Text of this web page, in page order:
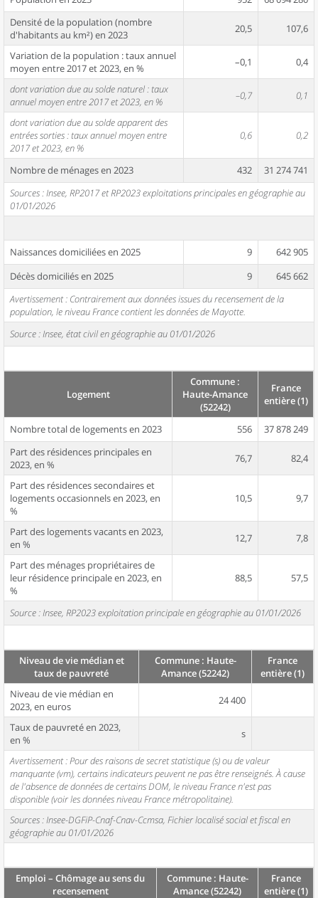
Densité de la population (nombre
d'habitants au km²) en 2023
20,5 107,6
Variation de la population : taux annuel
moyen entre 2017 et 2023, en %
–0,1 0,4
dont variation due au solde naturel : taux
annuel moyen entre 2017 et 2023, en %
–0,7 0,1
dont variation due au solde apparent des
entrées sorties : taux annuel moyen entre
2017 et 2023, en %
0,6 0,2
Nombre de ménages en 2023 432
31 274 741
Sources : Insee, RP2017 et RP2023 exploitations principales en géographie au
01/01/2026
Naissances domiciliées en 2025 9
642 905
Décès domiciliés en 2025
9
645 662
Avertissement : Contrairement aux données issues du recensement de la
population, le niveau France contient les données de Mayotte.
Source : Insee, état civil en géographie au 01/01/2026
Logement
Commune :
Haute-Amance
(52242)
France
entière (1)
Nombre total de logements en 2023 556
37 878 249
Part des résidences principales en
2023, en %
76,7 82,4
Part des résidences secondaires et
logements occasionnels en 2023, en
%
10,5 9,7
Part des logements vacants en 2023,
en %
12,7 7,8
Part des ménages propriétaires de
leur résidence principale en 2023, en
%
88,5 57,5
Source : Insee, RP2023 exploitation principale en géographie au 01/01/2026
Niveau de vie médian et
taux de pauvreté
Commune : Haute-
Amance (52242)
France
entière (1)
Niveau de vie médian en
2023, en euros
24 400
Taux de pauvreté en 2023,
en %
s
Avertissement : Pour des raisons de secret statistique (s) ou de valeur
manquante (vm), certains indicateurs peuvent ne pas être renseignés. À cause
de l'absence de données de certains DOM, le niveau France n'est pas
disponible (voir les données niveau France métropolitaine).
Sources : Insee-DGFiP-Cnaf-Cnav-Ccmsa, Fichier localisé social et fiscal en
géographie au 01/01/2026
Emploi – Chômage au sens du
recensement
Commune : Haute-
Amance (52242)
France
entière (1)